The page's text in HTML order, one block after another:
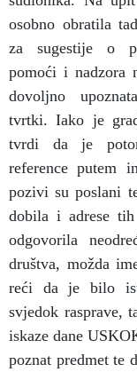
osobno obratila
za sugestije o
pomoći i nadzora
dovoljno
tvrtki. Iako je
tvrdi da je
reference putem
pozivi su poslani
dobila i adrese
odgovorila
društva, možda
reći da je bilo
svjedok rasprave,
iskaze dane
poznat predmet te